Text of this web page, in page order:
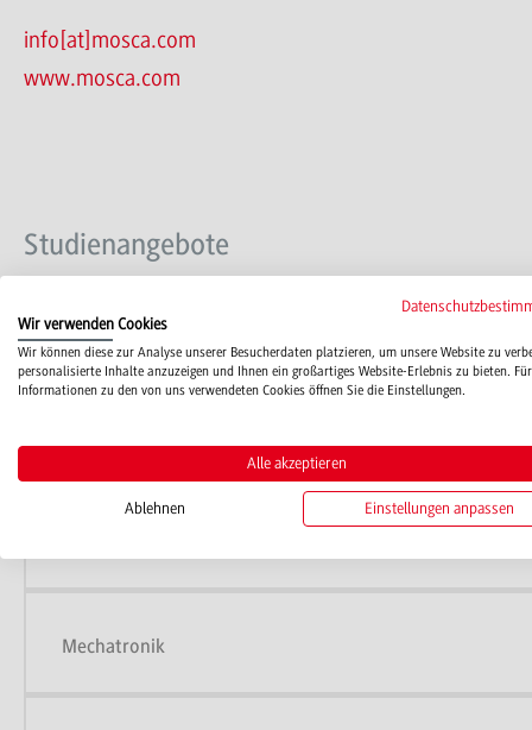
info[at]mosca.com
www.mosca.com
Studienangebote
Elektrotechnik und Informationstechnik - Automation
Mechatronik
Wir verwenden Cookies
Wir können diese zur Analyse unserer Besucherdaten platzieren, um unsere Website zu
personalisierte Inhalte anzuzeigen und Ihnen ein großartiges Website-Erlebnis zu bieten.
Informationen zu den von uns verwendeten Cookies öffnen Sie die Einstellungen.
Alle akzeptieren
Ablehnen Einstellungen anpassen